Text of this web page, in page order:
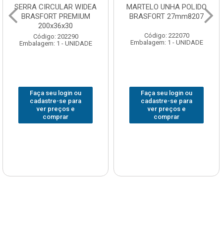
SERRA CIRCULAR WIDEA
BRASFORT PREMIUM
200x36x30
Código: 202290
Embalagem: 1 - UNIDADE
Faça seu login ou
cadastre-se para
ver preços e
comprar
MARTELO UNHA POLIDO
BRASFORT 27mm8207
Código: 222070
Embalagem: 1 - UNIDADE
Faça seu login ou
cadastre-se para
ver preços e
comprar